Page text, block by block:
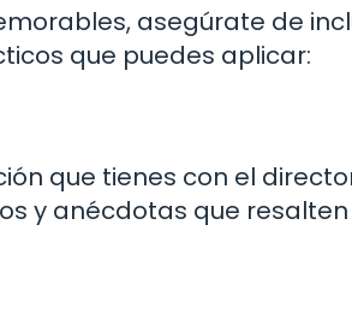
asegúrate de
que puedes aplicar:
que tienes con el
y anécdotas que